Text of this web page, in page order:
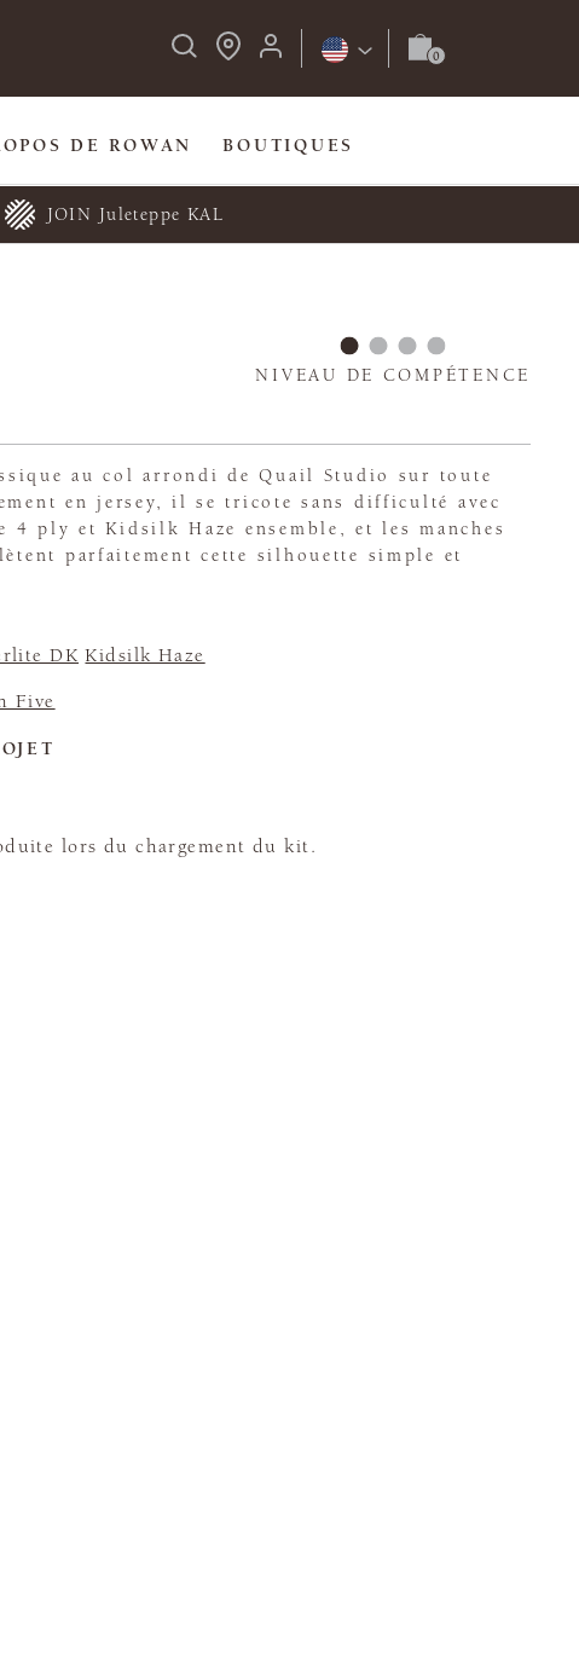
DE ROWAN BOUTIQUES
JOIN Juleteppe KAL
NIVEAU DE COMPÉTENCE
au col arrondi de Quail Studio sur toute
en jersey, il se tricote sans difficulté avec
4 ply et Kidsilk Haze ensemble, et les manches
parfaitement cette silhouette simple et
DK Kidsilk Haze
Five
lors du chargement du kit.